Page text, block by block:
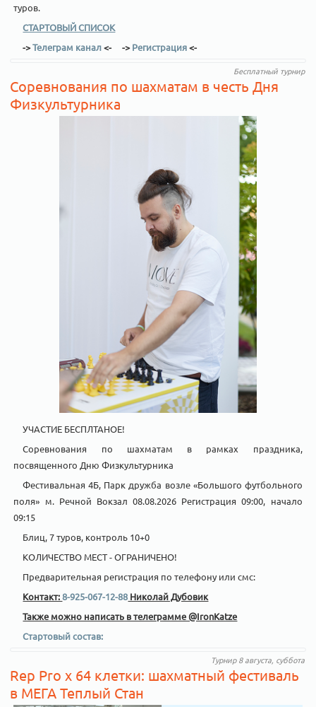
туров.
СТАРТОВЫЙ СПИСОК
->Телеграм канал<- ->Регистрация<-
Бесплатный турнир
Соревнования по шахматам в честь Дня
Физкультурника
УЧАСТИЕ БЕСПЛТАНОЕ!
Соревнования по шахматам в рамках праздника,
посвященного Дню Физкультурника
Фестивальная 4Б, Парк дружба возле «Большого футбольного
поля» м. Речной Вокзал 08.08.2026 Регистрация 09:00, начало
09:15
Блиц, 7 туров, контроль 10+0
КОЛИЧЕСТВО МЕСТ - ОГРАНИЧЕНО!
Предварительная регистрация по телефону или смс:
Контакт:8-925-067-12-88 Николай Дубовик
Также можно написать в телеграмме @IronKatze
Стартовый состав:
Турнир 8 августа, суббота
Rep Pro x 64 клетки: шахматный фестиваль
в МЕГА Теплый Стан